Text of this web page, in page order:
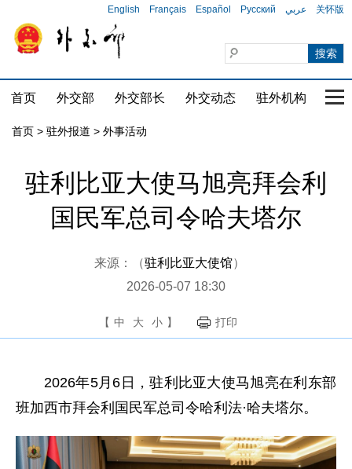
English Français Español Русский عربي 关怀版
首页 外交部 外交部长 外交动态 驻外机构 国
首页 > 驻外报道 > 外事活动
驻利比亚大使马旭亮拜会利
国民军总司令哈夫塔尔
来源：（驻利比亚大使馆）
2026-05-07 18:30
【 中 大 小 】 打印
2026年5月6日，驻利比亚大使马旭亮在利东部
班加西市拜会利国民军总司令哈利法·哈夫塔尔。